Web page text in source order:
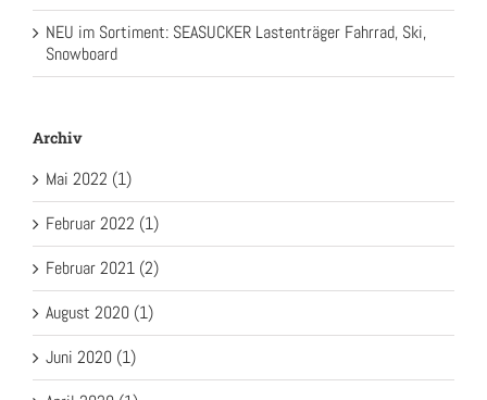
NEU im Sortiment: SEASUCKER Lastenträger Fahrrad, Ski,
Snowboard
Archiv
Mai 2022 (1)
Februar 2022 (1)
Februar 2021 (2)
August 2020 (1)
Juni 2020 (1)